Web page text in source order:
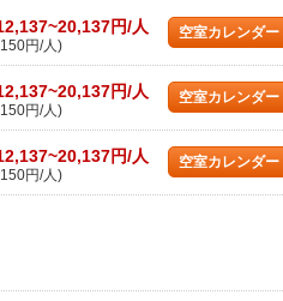
円/人
円/人)
空室カレンダー
円/人
円/人)
空室カレンダー
円/人
円/人)
空室カレンダー